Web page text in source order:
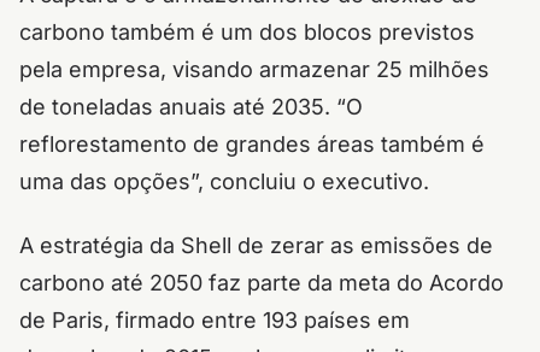
carbono também é um dos blocos previstos
pela empresa, visando armazenar 25 milhões
de toneladas anuais até 2035. “O
reflorestamento de grandes áreas também é
uma das opções”, concluiu o executivo.
A estratégia da Shell de zerar as emissões de
carbono até 2050 faz parte da meta do Acordo
de Paris, firmado entre 193 países em